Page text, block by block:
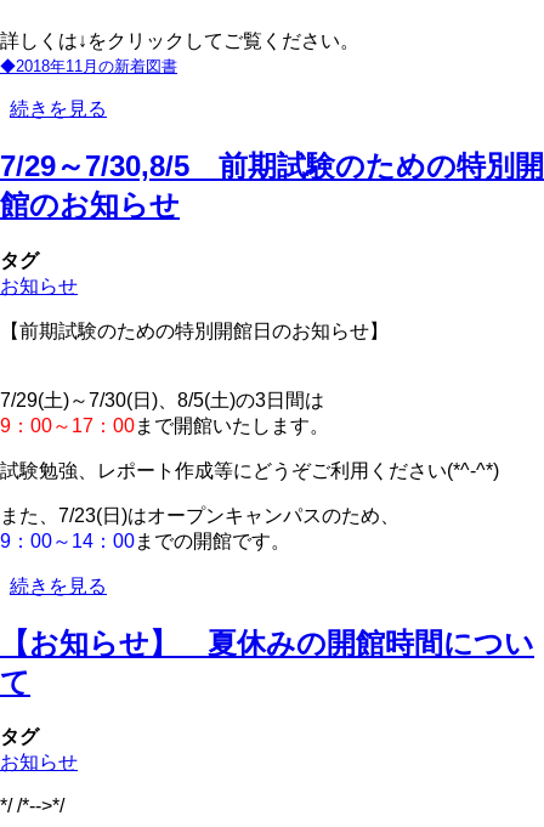
詳しくは↓をクリックしてご覧ください。
◆2018年11月の新着図書
11
の
新
着
書
を
新
し
た
の
続きを見る
7/29～7/30,8/5 前期試験のための特別開
館のお知らせ
タグ
お知らせ
【前期試験のための特別開館日のお知らせ】
7/29(土)～7/30(日)、8/5(土)の3日間は
9：00～17：00まで開館いたします。
試験勉強、レポート作成等にどうぞご利用ください(*^-^*)
また、7/23(日)はオープンキャンパスのため、
9：00～14：00までの開館です。
7/29
7/30,8/5
前
期
験
の
め
続きを見る
【お知らせ】 夏休みの開館時間につい
て
タグ
お知らせ
*/ /*-->*/